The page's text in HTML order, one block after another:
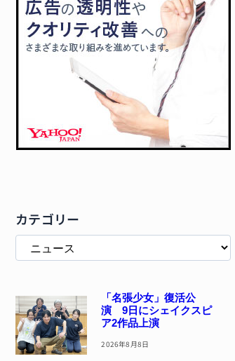
カテゴリー
「名張少女」復活公
演 9日にシェイクスピ
ア2作品上演
2026年8月8日